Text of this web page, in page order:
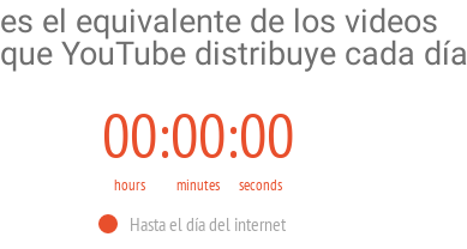
es el equivalente de los videos
que YouTube distribuye cada
00
hours
00
minutes
00
seconds
Hasta el día del internet